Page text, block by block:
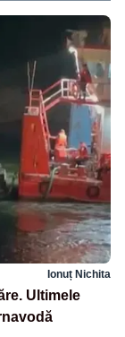
Ionuț Nichita
Ultimele